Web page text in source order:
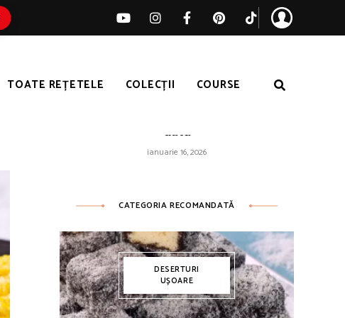
TOATE REȚETELE COLECȚII COURSE
dată
ianuarie 16, 2026
CATEGORIA RECOMANDATĂ
DESERTURI
UȘOARE